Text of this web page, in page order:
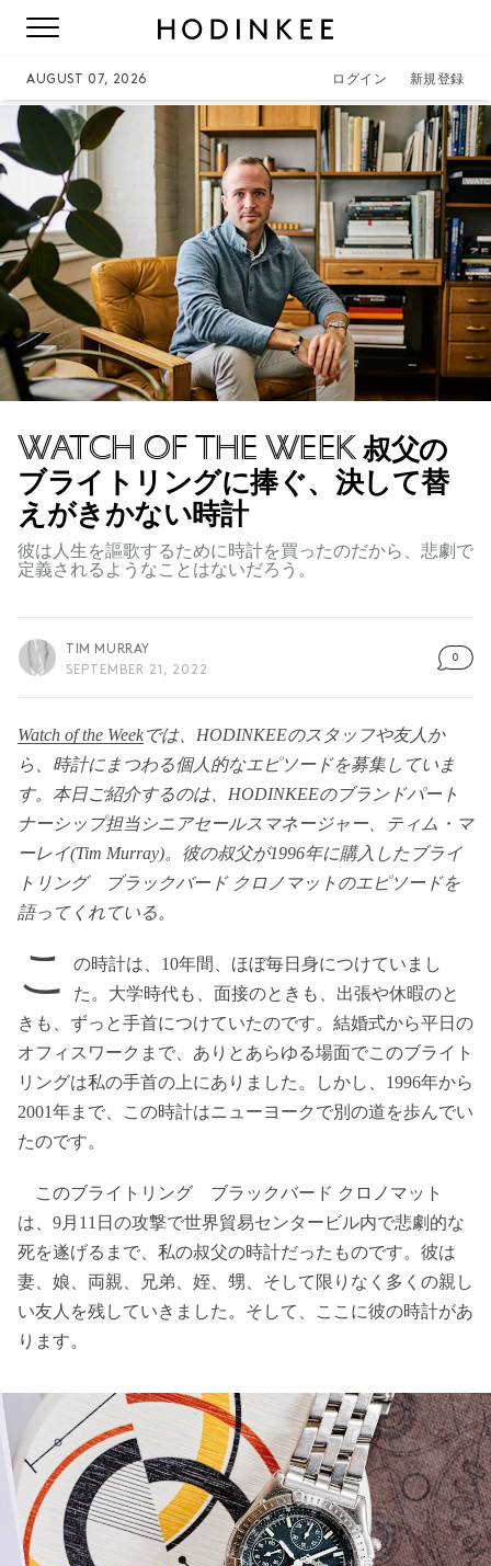
AUGUST 07, 2026 ログイン 新規登録
WATCH OF THE WEEK叔父の
ブライトリングに捧ぐ、決して替
えがきかない時計
彼は人生を謳歌するために時計を買ったのだから、悲劇で
定義されるようなことはないだろう。
TIM MURRAY
SEPTEMBER 21, 2022
0
Watch of the Weekでは、HODINKEEのスタッフや友人か
ら、時計にまつわる個人的なエピソードを募集していま
す。本日ご紹介するのは、HODINKEEのブランドパート
ナーシップ担当シニアセールスマネージャー、ティム・マ
ーレイ(Tim Murray)。彼の叔父が1996年に購入したブライ
トリング ブラックバード クロノマットのエピソードを
語ってくれている。
こ
の時計は、10年間、ほぼ毎日身につけていまし
た。大学時代も、面接のときも、出張や休暇のと
きも、ずっと手首につけていたのです。結婚式から平日の
オフィスワークまで、ありとあらゆる場面でこのブライト
リングは私の手首の上にありました。しかし、1996年から
2001年まで、この時計はニューヨークで別の道を歩んでい
たのです。
このブライトリング ブラックバード クロノマット
は、9月11日の攻撃で世界貿易センタービル内で悲劇的な
死を遂げるまで、私の叔父の時計だったものです。彼は
妻、娘、両親、兄弟、姪、甥、そして限りなく多くの親し
い友人を残していきました。そして、ここに彼の時計があ
ります。